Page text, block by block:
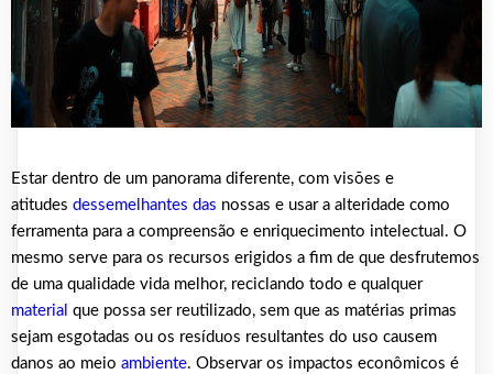
Estar dentro de um panorama diferente, com visões e
atitudes dessemelhantes das nossas e usar a alteridade como
ferramenta para a compreensão e enriquecimento intelectual. O
mesmo serve para os recursos erigidos a fim de que desfrutemos
de uma qualidade vida melhor, reciclando todo e qualquer
material que possa ser reutilizado, sem que as matérias primas
sejam esgotadas ou os resíduos resultantes do uso causem
danos ao meio ambiente. Observar os impactos econômicos é